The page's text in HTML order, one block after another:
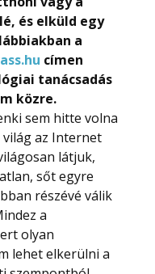
és elküld egy
a
címen
tanácsadás
közre.
sem hitte volna
az Internet
látjuk,
sőt egyre
részévé válik
a
olyan
lehet elkerülni a